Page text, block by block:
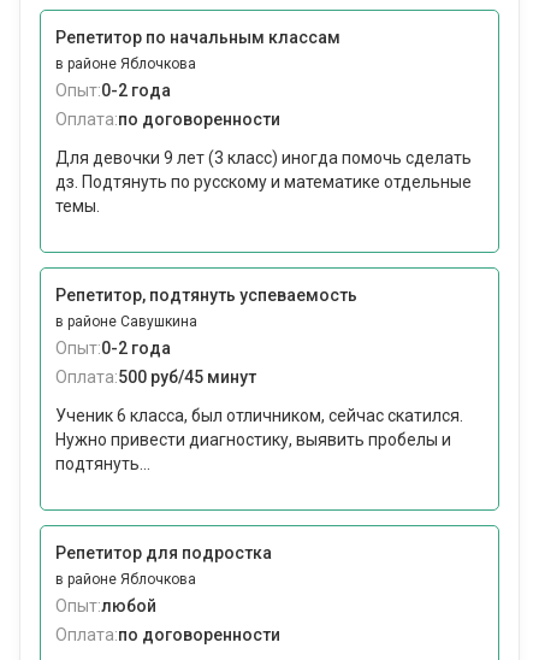
Репетитор по начальным классам
в районе Яблочкова
Опыт:0-2 года
Оплата:по договоренности
Для девочки 9 лет (3 класс) иногда помочь сделать
дз. Подтянуть по русскому и математике отдельные
темы.
Репетитор, подтянуть успеваемость
в районе Савушкина
Опыт:0-2 года
Оплата:500 руб/45 минут
Ученик 6 класса, был отличником, сейчас скатился.
Нужно привести диагностику, выявить пробелы и
подтянуть...
Репетитор для подростка
в районе Яблочкова
Опыт:любой
Оплата:по договоренности